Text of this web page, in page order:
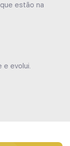
estão na
e evolui.